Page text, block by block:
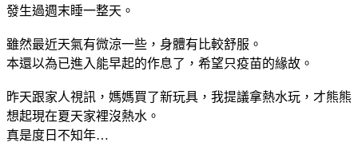
發生過週末睡一整天。
雖然最近天氣有微涼一些，身體有比較舒服。
本還以為已進入能早起的作息了，希望只疫苗的緣故。
昨天跟家人視訊，媽媽買了新玩具，我提議拿熱水玩，才熊熊
想起現在夏天家裡沒熱水。
真是度日不知年…